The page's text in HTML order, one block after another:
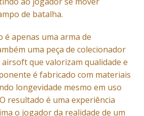
de batalha.
apenas uma arma de
uma peça de colecionador
que valorizam qualidade e
é fabricado com materiais
longevidade mesmo em uso
resultado é uma experiência
o jogador da realidade de um